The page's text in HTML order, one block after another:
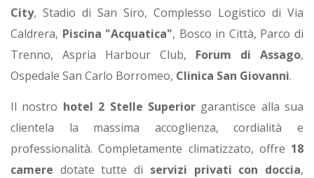
City, Stadio di San Siro, Complesso Logistico di Via
Caldrera, Piscina "Acquatica", Bosco in Città, Parco di
Trenno, Aspria Harbour Club, Forum di Assago,
Ospedale San Carlo Borromeo, Clinica San Giovanni.
Il nostro hotel 2 Stelle Superiorgarantisce alla sua
clientela la massima accoglienza, cordialità e
professionalità. Completamente climatizzato, offre 18
camere dotate tutte di servizi privati con doccia,